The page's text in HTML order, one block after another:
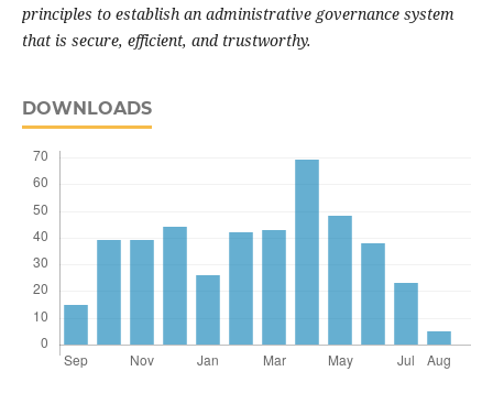
principles to establish an administrative governance system
that is secure, efficient, and trustworthy.
DOWNLOADS